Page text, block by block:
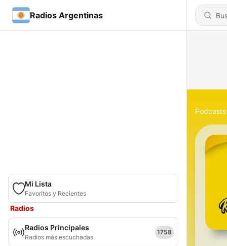
Radios Argentinas
Mi Lista
Favoritos y Recientes
Radios
Radios Principales
Radios más escuchadas
1758
Podcasts